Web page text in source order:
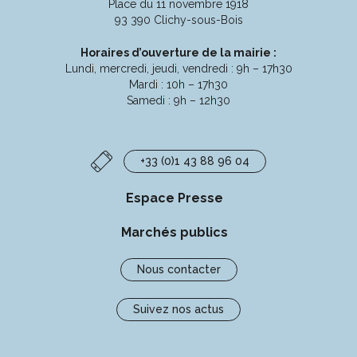
FacebookInstagram
LinkedinYoutube
Place du 11 novembre 1918
93 390 Clichy-sous-Bois
Horaires d’ouverture de la mairie :
Lundi, mercredi, jeudi, vendredi : 9h – 17h30
Mardi : 10h – 17h30
Samedi : 9h – 12h30
+33 (0)1 43 88 96 04
Espace Presse
Marchés publics
Nous contacter
Suivez nos actus